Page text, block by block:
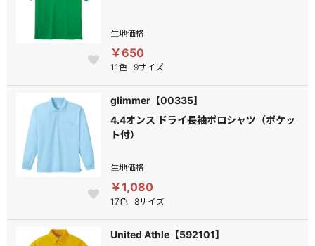
生地価格
￥650
11色 9サイズ
glimmer【00335】
4.4オンス ドライ長袖ポロシャツ（ポケッ
ト付）
生地価格
￥1,080
17色 8サイズ
United Athle【592101】